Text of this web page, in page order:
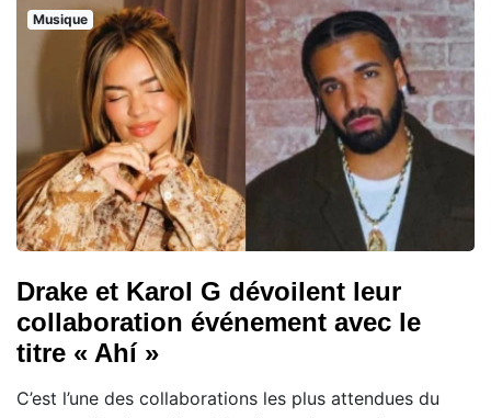
Musique
Drake et Karol G dévoilent leur
collaboration événement avec le
titre « Ahí »
C’est l’une des collaborations les plus attendues du